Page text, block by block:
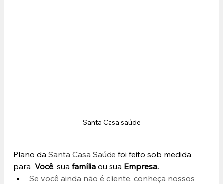
Santa Casa saúde
Plano da Santa Casa Saúde foi feito sob medida
para Você, sua família ou sua Empresa.
Se você ainda não é cliente, conheça nossos